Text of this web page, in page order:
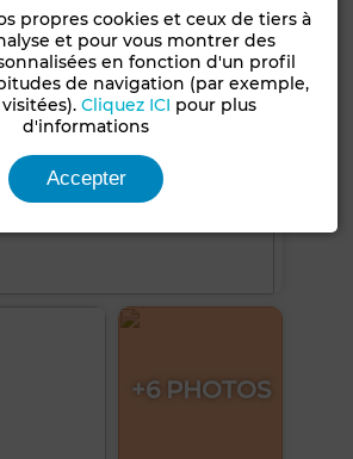
+6 PHOTOS
propres cookies et ceux de tiers à
et pour vous montrer des
en fonction d'un profil
de navigation (par exemple,
Cliquez ICI pour plus
d'informations
Accepter